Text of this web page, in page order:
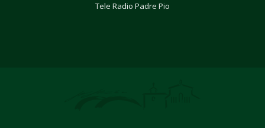
Tele Radio Padre Pio